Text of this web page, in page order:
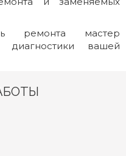
ремонта мастер
диагностики вашей